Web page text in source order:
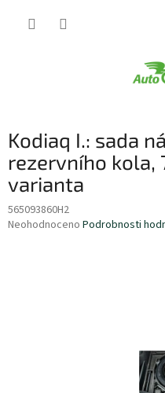
Kodiaq I.: sada
rezervního kola,
varianta
565093860H2
Průměrné
Neohodnoceno Podrobnosti